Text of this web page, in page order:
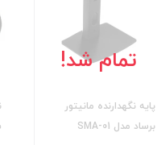
تمام شد!
پایه نگهدارنده مانیتور
برساد مدل SMA-01